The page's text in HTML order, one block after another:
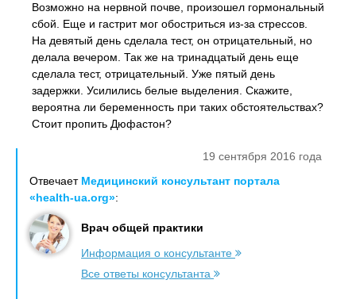
Возможно на нервной почве, произошел гормональный
сбой. Еще и гастрит мог обостриться из-за стрессов.
На девятый день сделала тест, он отрицательный, но
делала вечером. Так же на тринадцатый день еще
сделала тест, отрицательный. Уже пятый день
задержки. Усилились белые выделения. Скажите,
вероятна ли беременность при таких обстоятельствах?
Стоит пропить Дюфастон?
19 сентября 2016 года
Отвечает Медицинский консультант портала
«health-ua.org»:
Врач общей практики
Информация о консультанте
Все ответы консультанта